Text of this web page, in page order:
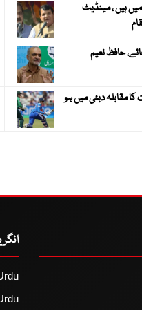
ہیں ، مینڈیٹ
کی جائے، حافظ نعیم
اور بھارت کا مقابلہ دبئی میں ہو